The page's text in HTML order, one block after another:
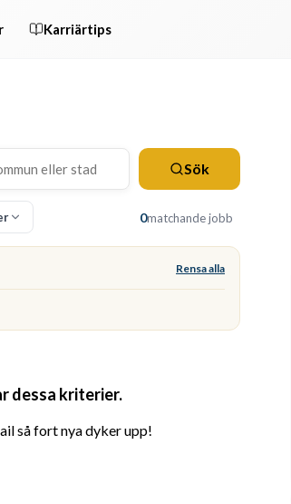
Karriärtips
Sök
0matchande jobb
Rensa alla
dessa kriterier.
så fort nya dyker upp!